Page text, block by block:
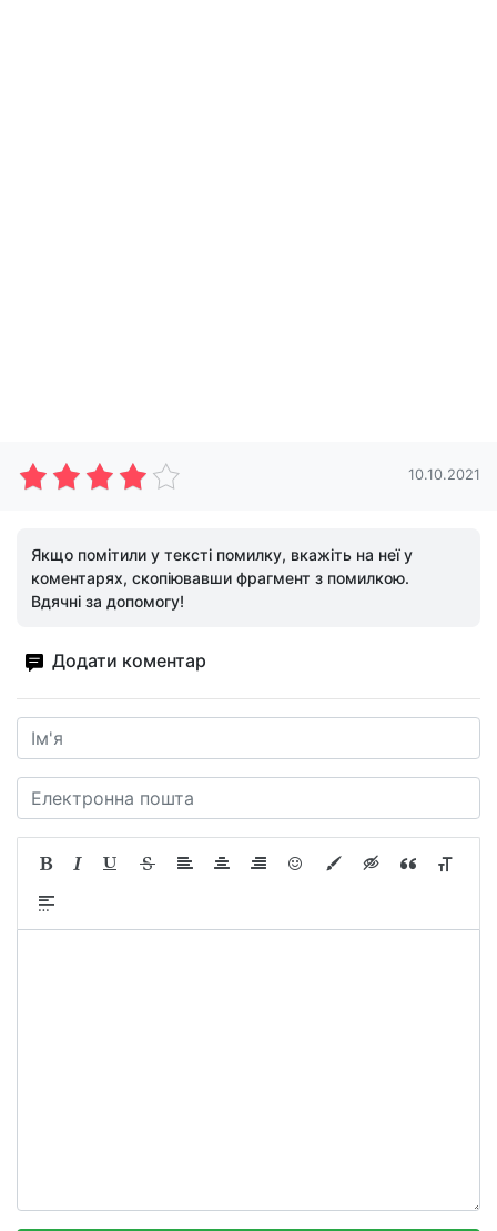
10.10.2021
Якщо помітили у тексті помилку, вкажіть на неї у
коментарях, скопіювавши фрагмент з помилкою.
Вдячні за допомогу!
Додати коментар